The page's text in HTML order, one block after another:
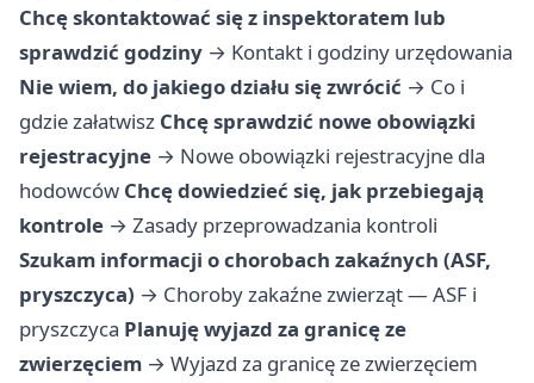
Chcę skontaktować się z inspektoratem lub
sprawdzić godziny → Kontakt i godziny urzędowania
Nie wiem, do jakiego działu się zwrócić → Co i
gdzie załatwisz Chcę sprawdzić nowe obowiązki
rejestracyjne → Nowe obowiązki rejestracyjne dla
hodowców Chcę dowiedzieć się, jak przebiegają
kontrole → Zasady przeprowadzania kontroli
Szukam informacji o chorobach zakaźnych (ASF,
pryszczyca) → Choroby zakaźne zwierząt — ASF i
pryszczyca Planuję wyjazd za granicę ze
zwierzęciem → Wyjazd za granicę ze zwierzęciem